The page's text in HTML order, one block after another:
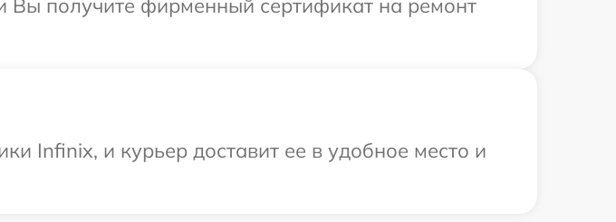
Вы получите фирменный сертификат на ремонт
Infinix, и курьер доставит ее в удобное место и